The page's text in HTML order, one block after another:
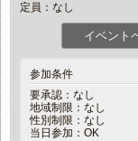
定員：なし
イベント
参加条件
要承認：なし
地域制限：なし
性別制限：なし
当日参加：OK